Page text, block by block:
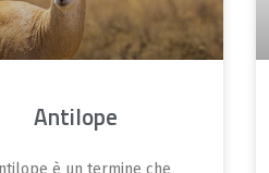
Antilope
è un termine che